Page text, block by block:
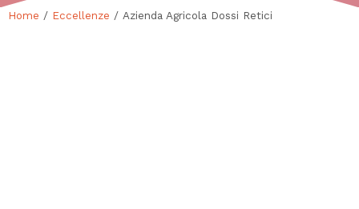
Home / Eccellenze / Azienda Agricola Dossi Retici